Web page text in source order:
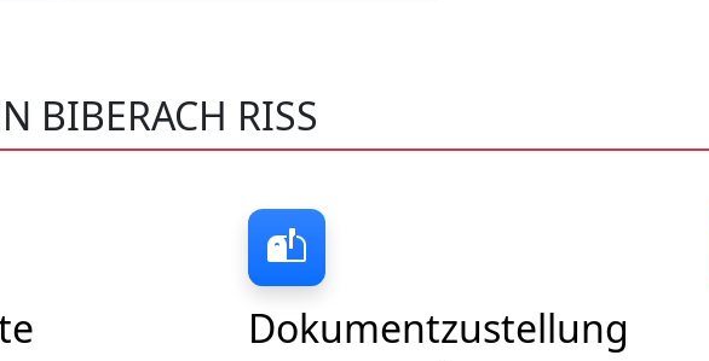
BIBERACH RISS
Dokumentzustellung